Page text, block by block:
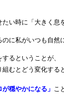
い時に「大きく息
に私がいつも自然
るということが、
組むとどう変化する
が穏やかになる」 こ